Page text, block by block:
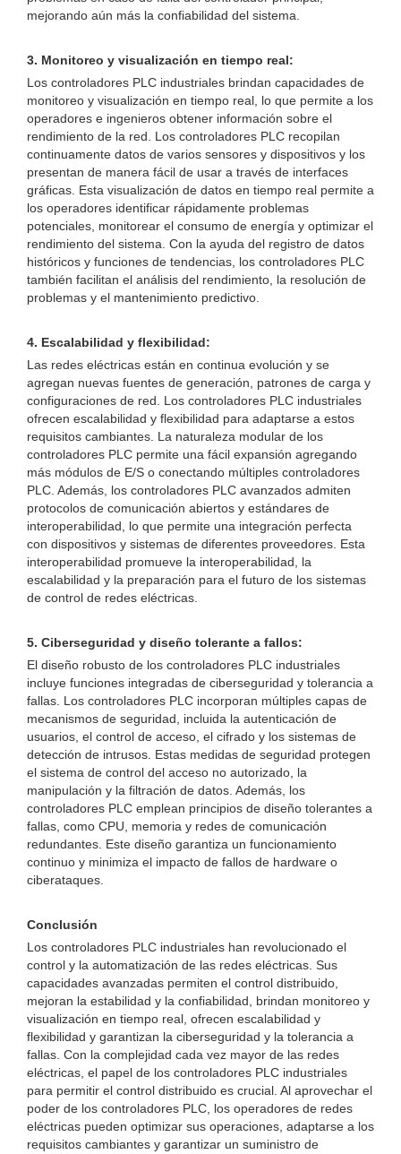
mejorando aún más la confiabilidad del sistema.
3. Monitoreo y visualización en tiempo real:
Los controladores PLC industriales brindan capacidades de
monitoreo y visualización en tiempo real, lo que permite a los
operadores e ingenieros obtener información sobre el
rendimiento de la red. Los controladores PLC recopilan
continuamente datos de varios sensores y dispositivos y los
presentan de manera fácil de usar a través de interfaces
gráficas. Esta visualización de datos en tiempo real permite a
los operadores identificar rápidamente problemas
potenciales, monitorear el consumo de energía y optimizar el
rendimiento del sistema. Con la ayuda del registro de datos
históricos y funciones de tendencias, los controladores PLC
también facilitan el análisis del rendimiento, la resolución de
problemas y el mantenimiento predictivo.
4. Escalabilidad y flexibilidad:
Las redes eléctricas están en continua evolución y se
agregan nuevas fuentes de generación, patrones de carga y
configuraciones de red. Los controladores PLC industriales
ofrecen escalabilidad y flexibilidad para adaptarse a estos
requisitos cambiantes. La naturaleza modular de los
controladores PLC permite una fácil expansión agregando
más módulos de E/S o conectando múltiples controladores
PLC. Además, los controladores PLC avanzados admiten
protocolos de comunicación abiertos y estándares de
interoperabilidad, lo que permite una integración perfecta
con dispositivos y sistemas de diferentes proveedores. Esta
interoperabilidad promueve la interoperabilidad, la
escalabilidad y la preparación para el futuro de los sistemas
de control de redes eléctricas.
5. Ciberseguridad y diseño tolerante a fallos:
El diseño robusto de los controladores PLC industriales
incluye funciones integradas de ciberseguridad y tolerancia a
fallas. Los controladores PLC incorporan múltiples capas de
mecanismos de seguridad, incluida la autenticación de
usuarios, el control de acceso, el cifrado y los sistemas de
detección de intrusos. Estas medidas de seguridad protegen
el sistema de control del acceso no autorizado, la
manipulación y la filtración de datos. Además, los
controladores PLC emplean principios de diseño tolerantes a
fallas, como CPU, memoria y redes de comunicación
redundantes. Este diseño garantiza un funcionamiento
continuo y minimiza el impacto de fallos de hardware o
ciberataques.
Conclusión
Los controladores PLC industriales han revolucionado el
control y la automatización de las redes eléctricas. Sus
capacidades avanzadas permiten el control distribuido,
mejoran la estabilidad y la confiabilidad, brindan monitoreo y
visualización en tiempo real, ofrecen escalabilidad y
flexibilidad y garantizan la ciberseguridad y la tolerancia a
fallas. Con la complejidad cada vez mayor de las redes
eléctricas, el papel de los controladores PLC industriales
para permitir el control distribuido es crucial. Al aprovechar el
poder de los controladores PLC, los operadores de redes
eléctricas pueden optimizar sus operaciones, adaptarse a los
requisitos cambiantes y garantizar un suministro de